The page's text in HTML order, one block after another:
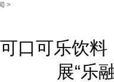
>
口可乐饮
展“乐